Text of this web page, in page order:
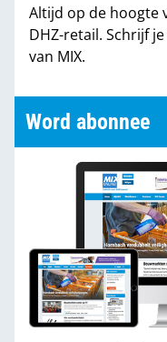
Altijd op de hoogte
DHZ-retail. Schrijf
van MIX.
Word abonnee